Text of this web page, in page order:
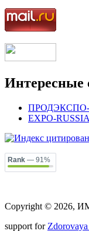
Интересные
ПРОДЭКСПО-
EXPO-
Rank — 91%
Copyright © 2026,
support for Zdorovaya